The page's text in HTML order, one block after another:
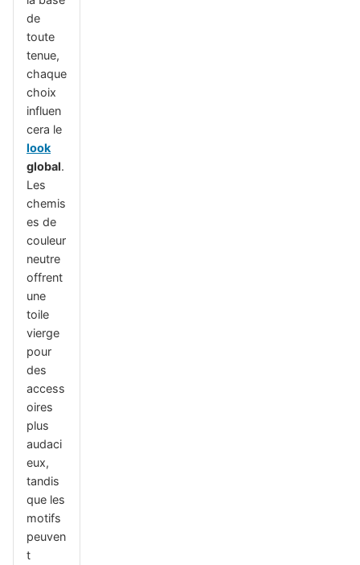
de
toute
tenue,
chaque
choix
influen
cera le
look
global.
Les
chemis
es de
couleur
neutre
offrent
une
toile
vierge
pour
des
access
oires
plus
audaci
eux,
tandis
que les
motifs
peuven
t